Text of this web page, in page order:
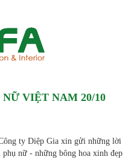
VIỆT NAM 20/10
ty Diệp Gia xin gửi những lời
phụ nữ - những bông hoa xinh đẹp